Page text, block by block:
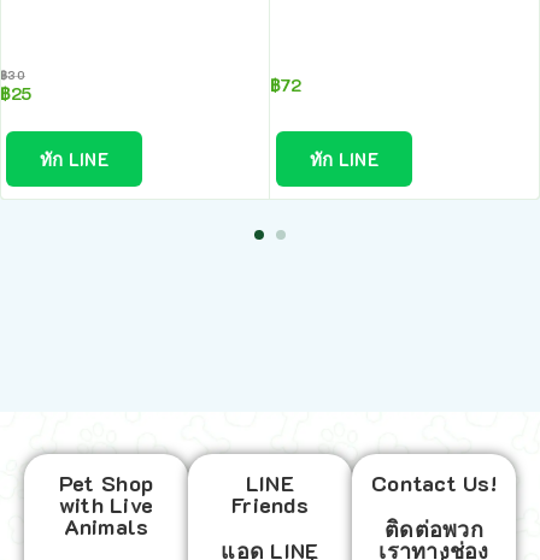
฿30
฿25
ทัก LINE
฿72
ทัก LINE
Pet Shop
with Live
Animals
LINE
Friends
แอด LINE
Contact Us!
ติดต่อพวก
เราทางช่อง